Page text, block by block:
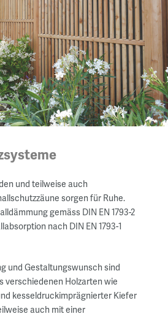
und teilweise auch
sorgen für Ruhe.
gemäss DIN EN 1793-2
nach DIN EN 1793-1
und Gestaltungswunsch sind
verschiedenen Holzarten wie
kesseldruckimprägnierter Kiefer
auch mit einer